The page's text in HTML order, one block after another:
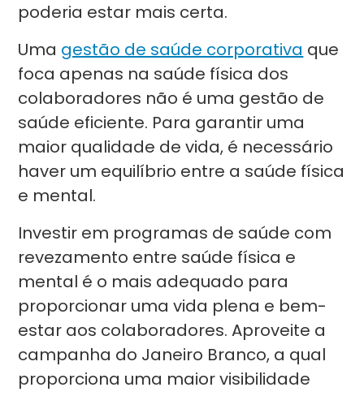
poderia estar mais certa.
Uma gestão de saúde corporativa que
foca apenas na saúde física dos
colaboradores não é uma gestão de
saúde eficiente. Para garantir uma
maior qualidade de vida, é necessário
haver um equilíbrio entre a saúde física
e mental.
Investir em programas de saúde com
revezamento entre saúde física e
mental é o mais adequado para
proporcionar uma vida plena e bem-
estar aos colaboradores. Aproveite a
campanha do Janeiro Branco, a qual
proporciona uma maior visibilidade